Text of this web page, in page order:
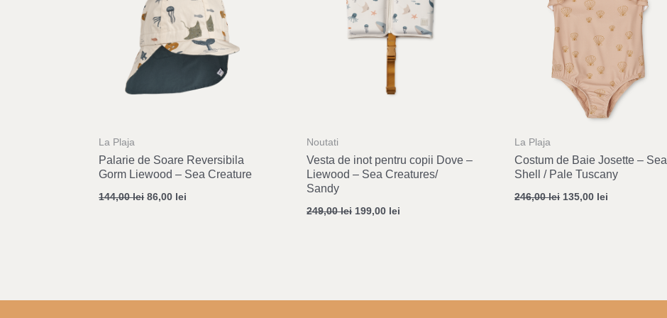
La Plaja
Palarie de Soare Reversibila
Gorm Liewood – Sea Creature
144,00lei 86,00 lei
Noutati
Vesta de inot pentru copii Dove –
Liewood – Sea Creatures/
Sandy
249,00lei 199,00 lei
La Plaja
Costum de Baie Josette – Sea
Shell / Pale Tuscany
246,00lei 135,00 lei